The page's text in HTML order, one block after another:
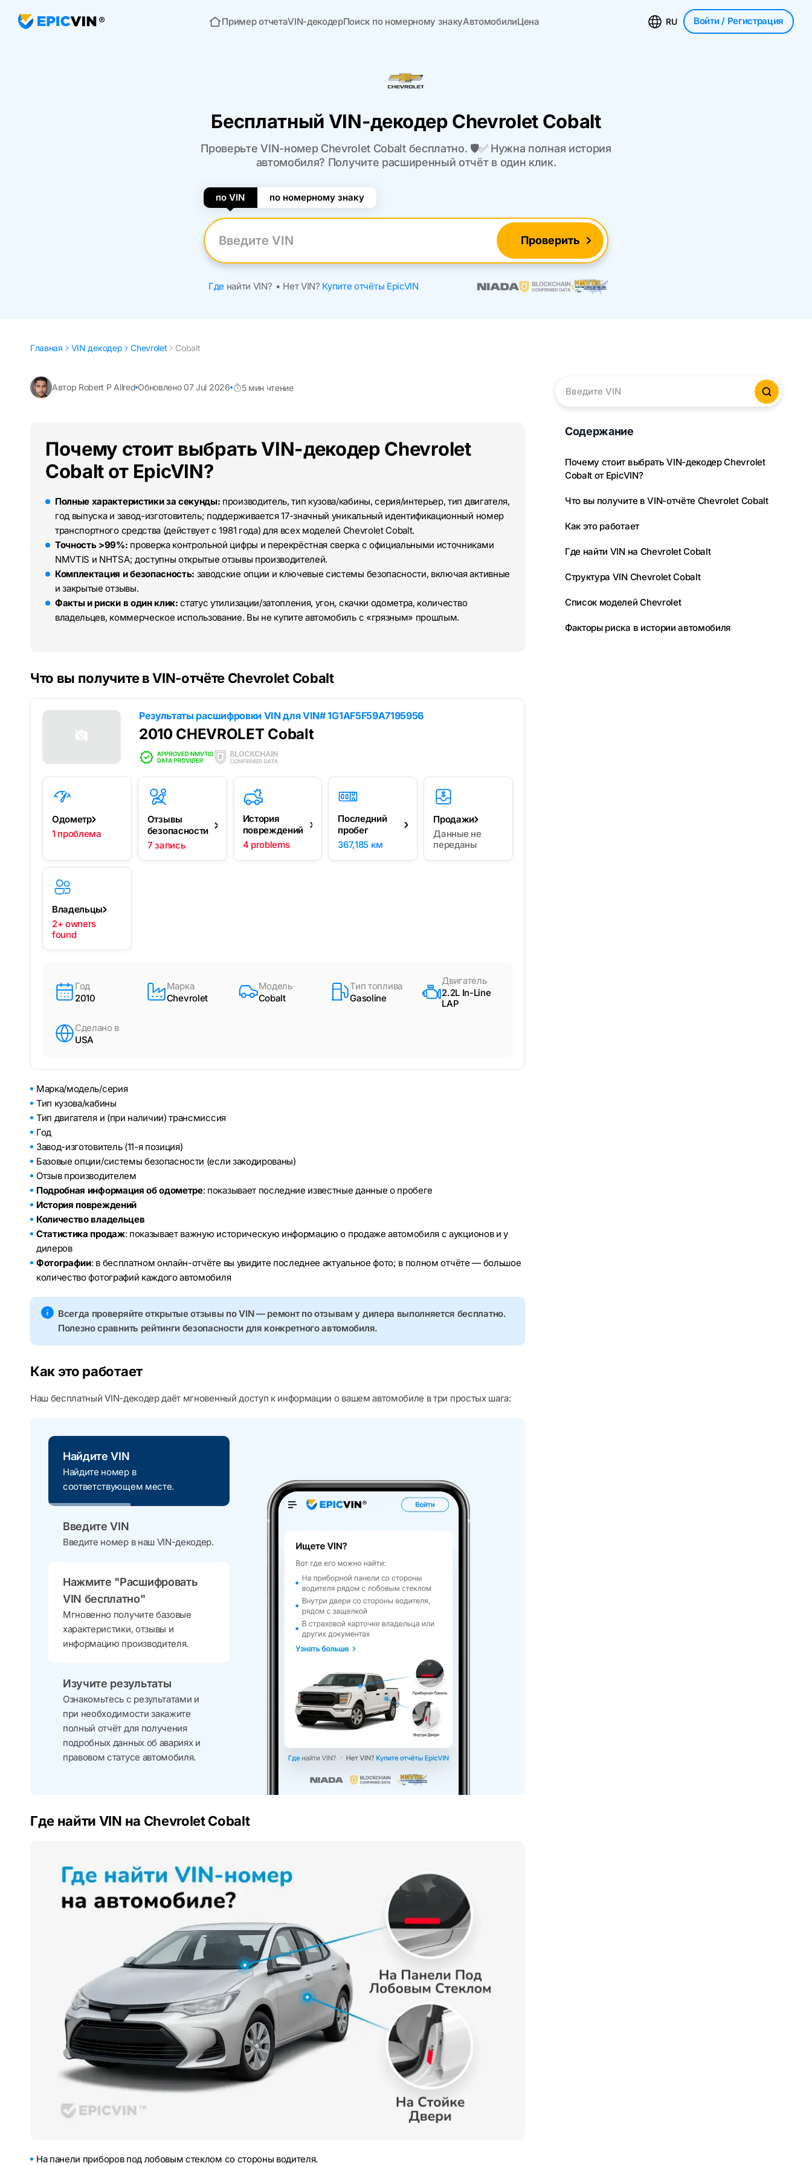
Главная
Пример отчетаVIN-декодерПоиск по номерному знакуАвтомобилиЦена RU Войти/ Регистрация
Бесплатный VIN-декодер Chevrolet Cobalt
Проверьте VIN-номер Chevrolet Cobalt бесплатно. 🛡️✅ Нужна полная история
автомобиля? Получите расширенный отчёт в один клик.
по VIN по номерному знаку
Введите VIN Проверить
Где найти VIN? • Нет VIN? Купите отчёты EpicVIN
Главная VIN декодер Chevrolet Cobalt
Автор Robert P Allred Обновлено 07 Jul 2026 5 мин чтение
Почему стоит выбрать VIN-декодер Chevrolet
Cobalt от EpicVIN?
Полные характеристики за секунды: производитель, тип кузова/кабины, серия/интерьер, тип двигателя,
год выпуска и завод-изготовитель; поддерживается 17-значный уникальный идентификационный номер
транспортного средства (действует с 1981 года) для всех моделей Chevrolet Cobalt.
Точность >99%: проверка контрольной цифры и перекрёстная сверка с официальными источниками
NMVTIS и NHTSA; доступны открытые отзывы производителей.
Комплектация и безопасность: заводские опции и ключевые системы безопасности, включая активные
и закрытые отзывы.
Факты и риски в один клик: статус утилизации/затопления, угон, скачки одометра, количество
владельцев, коммерческое использование. Вы не купите автомобиль с «грязным» прошлым.
Что вы получите в VIN-отчёте Chevrolet Cobalt
Результаты расшифровки VIN дляVIN# 1G1AF5F59A7195956
2010 CHEVROLET Cobalt
Одометр
1 проблема
Отзывы
безопасности
7 запись
История
повреждений
4 problems
Последний
пробег
367,185 км
Продажи
Данные не
переданы
Владельцы
2+ owners
found
Год
2010
Марка
Chevrolet
Модель
Cobalt
Тип топлива
Gasoline
Двигатель
2.2L In-Line
LAP
Сделано в
USA
Марка/модель/серия
Тип кузова/кабины
Тип двигателя и (при наличии) трансмиссия
Год
Завод-изготовитель (11-я позиция)
Базовые опции/системы безопасности (если закодированы)
Отзыв производителем
Подробная информация об одометре: показывает последние известные данные о пробеге
История повреждений
Количество владельцев
Статистика продаж: показывает важную историческую информацию о продаже автомобиля с аукционов и у
дилеров
Фотографии: в бесплатном онлайн-отчёте вы увидите последнее актуальное фото; в полном отчёте — большое
количество фотографий каждого автомобиля
Всегда проверяйте открытые отзывы по VIN — ремонт по отзывам у дилера выполняется бесплатно.
Полезно сравнить рейтинги безопасности для конкретного автомобиля.
Как это работает
Наш бесплатный VIN-декодер даёт мгновенный доступ к информации о вашем автомобиле в три простых шага:
Найдите VIN
Найдите номер в
соответствующем месте.
Введите VIN
Введите номер в наш VIN-декодер.
Нажмите "Расшифровать
VIN бесплатно"
Мгновенно получите базовые
характеристики, отзывы и
информацию производителя.
Изучите результаты
Ознакомьтесь с результатами и
при необходимости закажите
полный отчёт для получения
подробных данных об авариях и
правовом статусе автомобиля.
Где найти VIN на Chevrolet Cobalt
На панели приборов под лобовым стеклом со стороны водителя.
Введите VIN
Содержание
Почему стоит выбрать VIN-декодер Chevrolet
Cobalt от EpicVIN?
Что вы получите в VIN-отчёте Chevrolet Cobalt
Как это работает
Где найти VIN на Chevrolet Cobalt
Структура VIN Chevrolet Cobalt
Список моделей Chevrolet
Факторы риска в истории автомобиля